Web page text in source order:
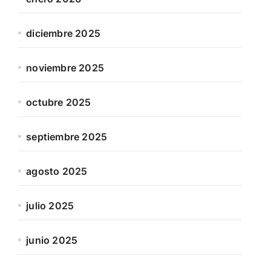
diciembre 2025
noviembre 2025
octubre 2025
septiembre 2025
agosto 2025
julio 2025
junio 2025